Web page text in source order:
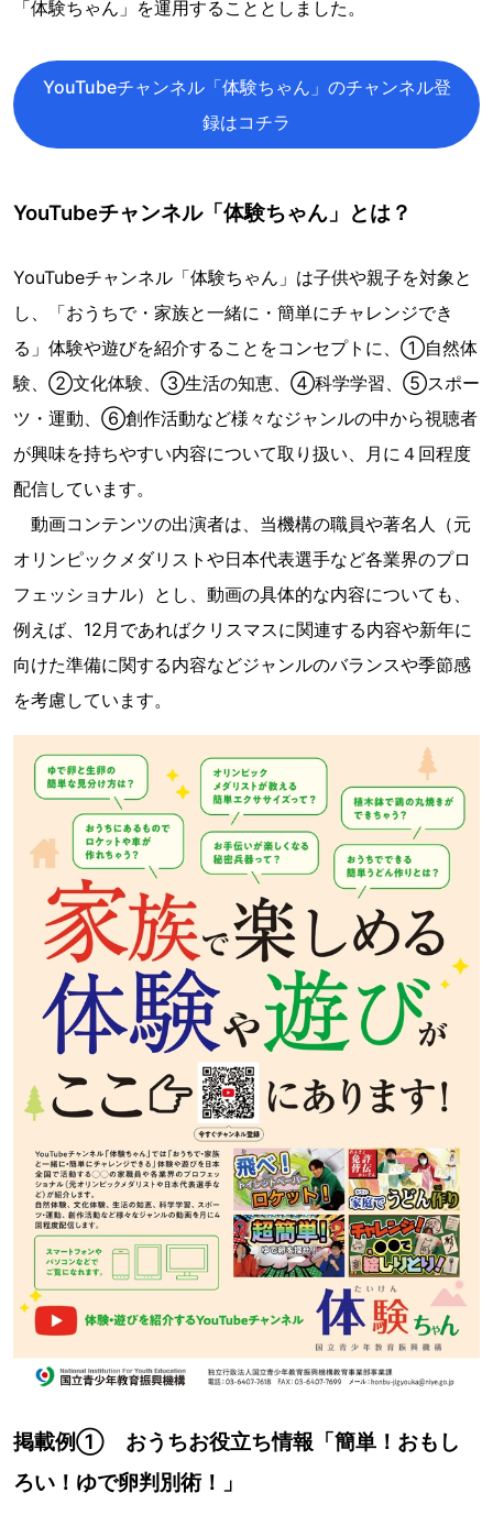
「体験ちゃん」を運用することとしました。
YouTubeチャンネル「体験ちゃん」のチャンネル登
録はコチラ
YouTubeチャンネル「体験ちゃん」とは？
YouTubeチャンネル「体験ちゃん」は子供や親子を対象と
し、「おうちで・家族と一緒に・簡単にチャレンジでき
る」体験や遊びを紹介することをコンセプトに、①自然体
験、②文化体験、③生活の知恵、④科学学習、⑤スポー
ツ・運動、⑥創作活動など様々なジャンルの中から視聴者
が興味を持ちやすい内容について取り扱い、月に４回程度
配信しています。
動画コンテンツの出演者は、当機構の職員や著名人（元
オリンピックメダリストや日本代表選手など各業界のプロ
フェッショナル）とし、動画の具体的な内容についても、
例えば、12月であればクリスマスに関連する内容や新年に
向けた準備に関する内容などジャンルのバランスや季節感
を考慮しています。
掲載例① おうちお役立ち情報「簡単！おもし
ろい！ゆで卵判別術！」